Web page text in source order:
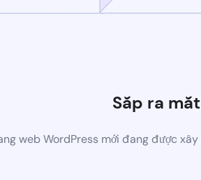
Sắp ra mắt
web WordPress mới đang được